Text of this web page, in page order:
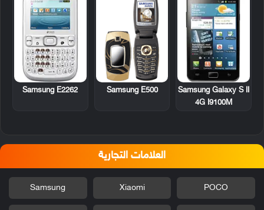
Samsung Galaxy S II
4G I9100M
Samsung E500
Samsung E2262
العلامات التجارية
POCO
Xiaomi
Samsung